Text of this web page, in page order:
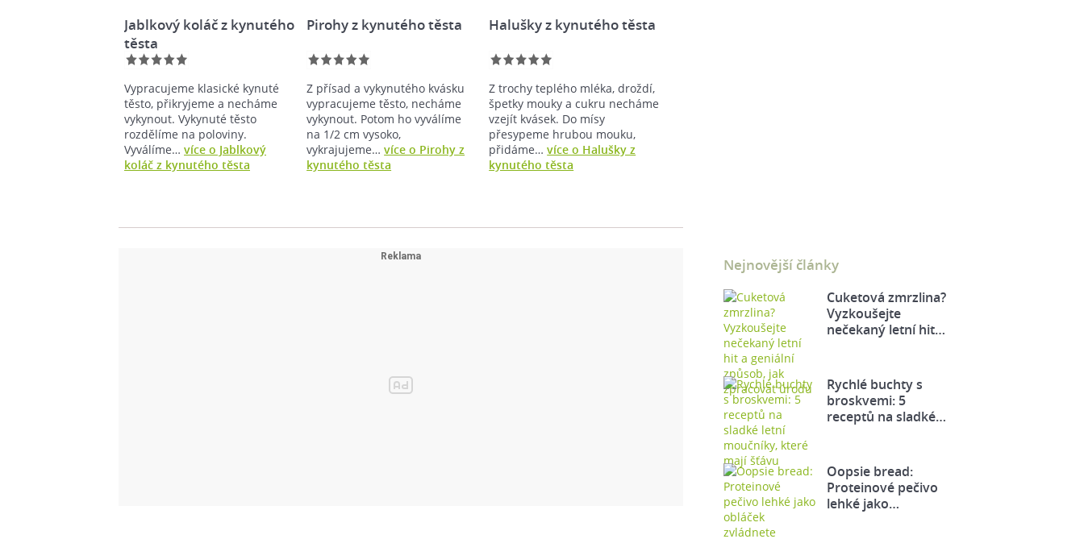
Jablkový koláč z kynutého
těsta
Vypracujeme klasické kynuté
těsto, přikryjeme a necháme
vykynout. Vykynuté těsto
rozdělíme na poloviny.
Vyválíme… více o Jablkový
koláč z kynutého těsta
Pirohy z kynutého těsta
Z přísad a vykynutého kvásku
vypracujeme těsto, necháme
vykynout. Potom ho vyválíme
na 1/2 cm vysoko,
vykrajujeme…více o Pirohy z
kynutého těsta
Halušky z kynutého těsta
Z trochy teplého mléka, droždí,
špetky mouky a cukru necháme
vzejít kvásek. Do mísy
přesypeme hrubou mouku,
přidáme…více o Halušky z
kynutého těsta
Nejnovější články
Cuketová zmrzlina?
Vyzkoušejte
nečekaný letní hit…
Rychlé buchty s
broskvemi: 5
receptů na sladké…
Oopsie bread:
Proteinové pečivo
lehké jako…